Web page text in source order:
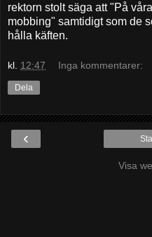
rektorn stolt säga att "På
mobbing" samtidigt som de
hålla käften.
kl. 12:47 Inga kommentarer:
Dela
‹
Visa